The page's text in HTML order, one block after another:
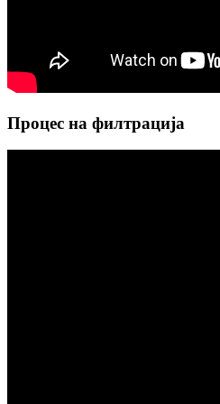
Процес на филтрација